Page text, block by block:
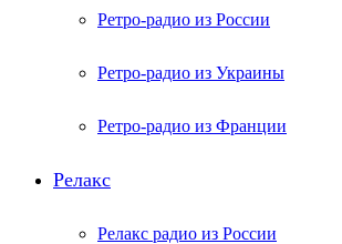
Ретро-радио из России
Ретро-радио из Украины
Ретро-радио из Франции
Релакс
Релакс радио из России